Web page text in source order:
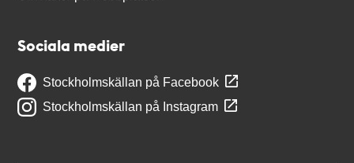
Sociala medier
Stockholmskällan på Facebook
Stockholmskällan på Instagram